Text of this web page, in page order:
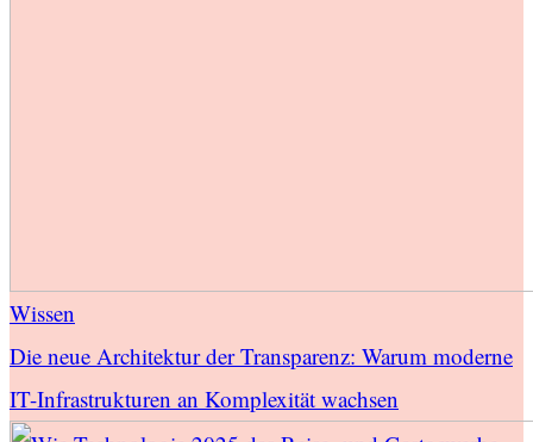
Wissen
Die neue Architektur der Transparenz: Warum moderne
IT-Infrastrukturen an Komplexität wachsen